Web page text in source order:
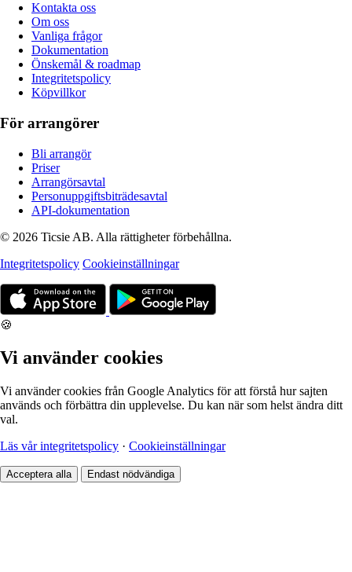
Kontakta oss
Om oss
Vanliga frågor
Dokumentation
Önskemål & roadmap
Integritetspolicy
Köpvillkor
För arrangörer
Bli arrangör
Priser
Arrangörsavtal
Personuppgiftsbiträdesavtal
API-dokumentation
© 2026 Ticsie AB. Alla rättigheter förbehållna.
Integritetspolicy Cookieinställningar
🍪
Vi använder cookies
Vi använder cookies från Google Analytics för att förstå hur sajten
används och förbättra din upplevelse. Du kan när som helst ändra ditt
val.
Läs vår integritetspolicy · Cookieinställningar
Acceptera alla Endast nödvändiga